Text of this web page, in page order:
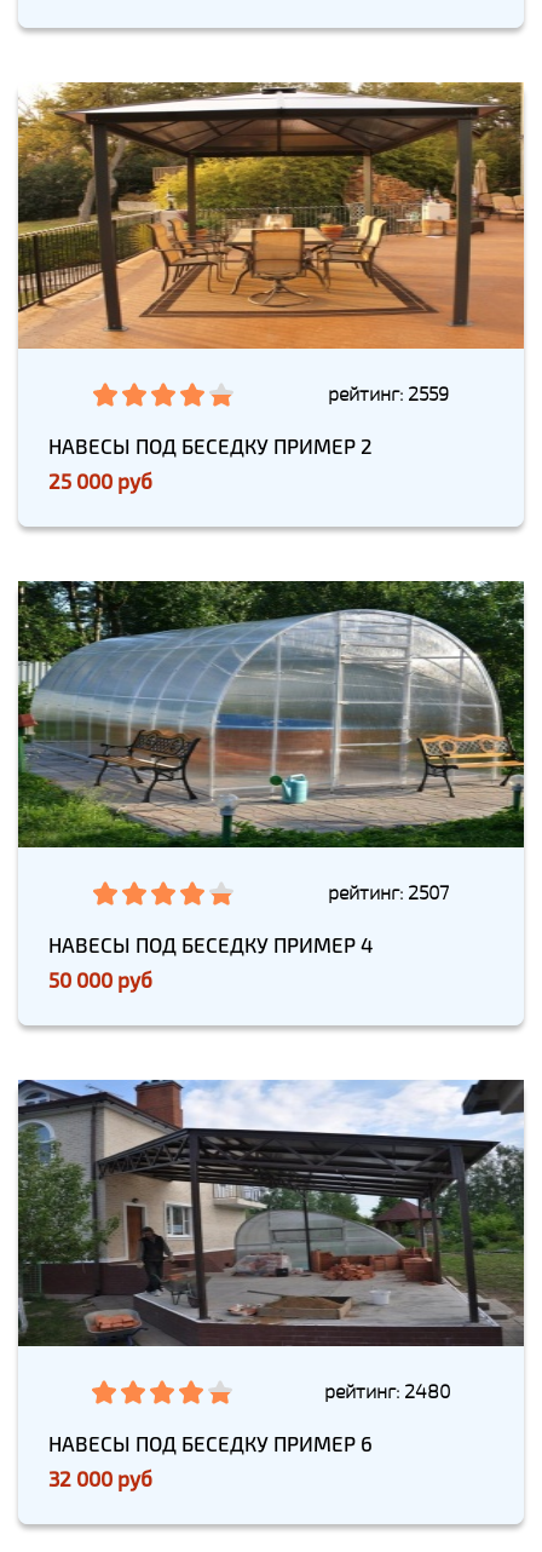
рейтинг: 2559
НАВЕСЫ ПОД БЕСЕДКУ ПРИМЕР 2
25 000 руб
рейтинг: 2507
НАВЕСЫ ПОД БЕСЕДКУ ПРИМЕР 4
50 000 руб
рейтинг: 2480
НАВЕСЫ ПОД БЕСЕДКУ ПРИМЕР 6
32 000 руб